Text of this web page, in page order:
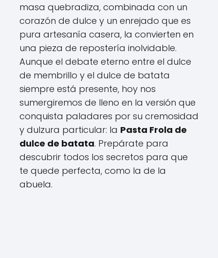
masa quebradiza, combinada con un
corazón de dulce y un enrejado que es
pura artesanía casera, la convierten en
una pieza de repostería inolvidable.
Aunque el debate eterno entre el dulce
de membrillo y el dulce de batata
siempre está presente, hoy nos
sumergiremos de lleno en la versión que
conquista paladares por su cremosidad
y dulzura particular: la Pasta Frola de
dulce de batata. Prepárate para
descubrir todos los secretos para que
te quede perfecta, como la de la
abuela.